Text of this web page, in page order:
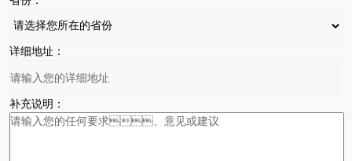
详细地址：
补充说明：